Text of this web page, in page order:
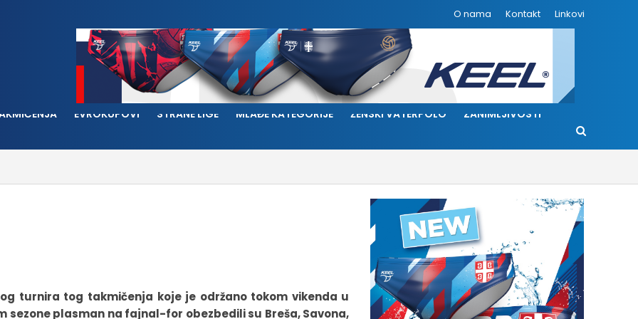
O nama Kontakt Linkovi
EVROKUPOVI STRANE LIGE MLAĐE KATEGORIJE ŽENSKI VATERPOLO ZANIMLJIVOSTI
turnira tog takmičenja koje je održano tokom vikenda u
sezone plasman na fajnal-for obezbedili su Breša, Savona,